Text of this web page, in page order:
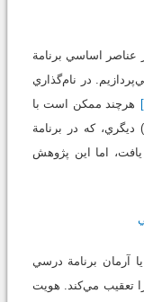
عناصر اساسي برنامة
در نام‌گذاري
هرچند ممكن است با
ديگري، كه در برنامة
اما اين پژوهش
آرمان برنامة درسي
تعقيب مي‌كند. هويت